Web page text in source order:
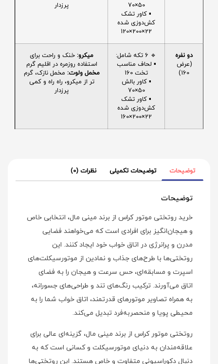
50×70
▪️ کاور تشک
کش‌دوزی شده
22×200×120
پرزدار
دو نفره
(عرض
160)
🔹 6 تکه شامل:
▪️ لحاف مناسب
تخت 160
▪️ کاور بالش
50×70
▪️ کاور تشک
کش‌دوزی شده
22×200×160
میکرو: خنک و راحت برای
استفاده روزمره در اقلیم گرم
مخمل ولوت: مخمل نازک، گرم
تر از میکرو، راه راه و کمی
پرزدار
توضیحات توضیحات تکمیلی نظرات (0)
توضیحات
خرید روتختی موتور کراس از برند مینی‌ مال، انتخابی خاص
و هیجان‌انگیز برای افرادی است که می‌خواهند فضایی
مدرن و پرانرژی در اتاق خواب خود ایجاد کنند. این
روتختی‌ها با طرح‌های جذاب و نمادین از موتورسیکلت‌های
اسپرت و مسابقه‌ای، حس سرعت و هیجان را به فضای
اتاق می‌آورند. ترکیب رنگ‌های تند و طراحی‌های جسورانه،
به همراه تصاویر موتورهای قدرتمند، اتاق خواب شما را به
محیطی پویا و منحصر‌به‌فرد تبدیل می‌کند.
روتختی موتور کراس از برند مینی‌ مال، گزینه‌ای عالی برای
علاقه‌مندان به دنیای موتورسیکلت و کسانی است که به
دنبال دکوراسیونی متفاوت و خاص هستند. این روتختی‌ها